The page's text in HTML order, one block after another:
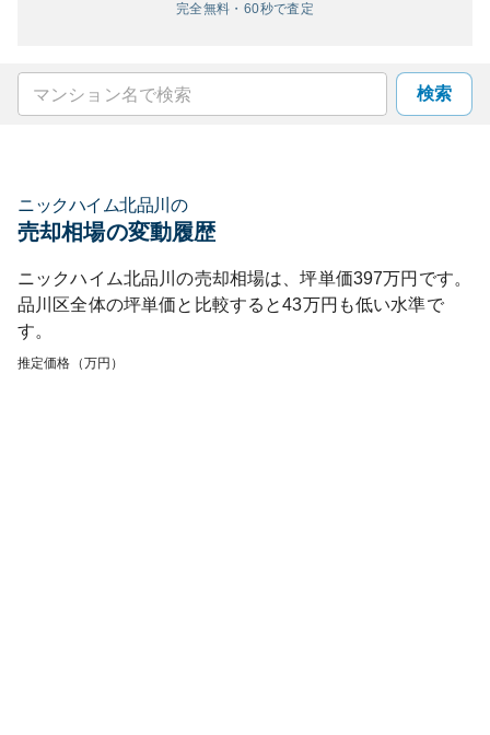
完全無料・60秒で査定
検索
ニックハイム北品川 の
売却相場の変動履歴
ニックハイム北品川の売却相場は、坪単価397万円です。
品川区全体の坪単価と比較すると43万円も低い水準で
す。
推定価格（万円）